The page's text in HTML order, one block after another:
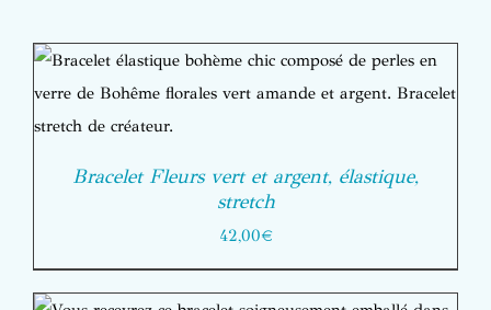
Bracelet Fleurs vert et argent, élastique,
stretch
42,00€